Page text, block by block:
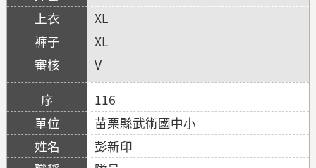
XL
XL
V
116
苗栗縣武術國中小
彭新印